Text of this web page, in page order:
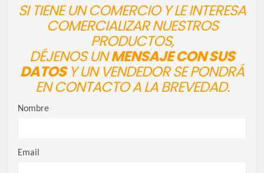
SI TIENE UN COMERCIO Y LE INTERESA
COMERCIALIZAR NUESTROS
PRODUCTOS,
DÉJENOS UNMENSAJE CON SUS
DATOSY UN VENDEDOR SE PONDRÁ
EN CONTACTO A LA BREVEDAD.
Nombre
Email